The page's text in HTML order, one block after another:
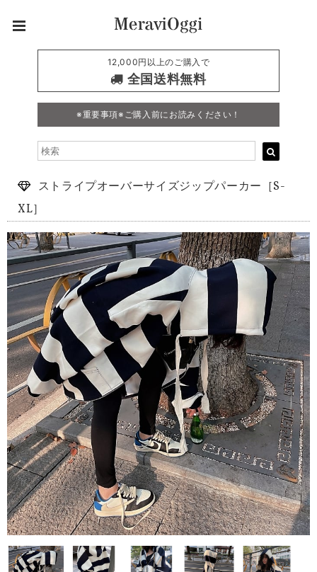
12,000円以上のご購入で
全国送料無料
※重要事項※ご購入前にお読みください！
ストライプオーバーサイズジップパーカー［S-
XL］